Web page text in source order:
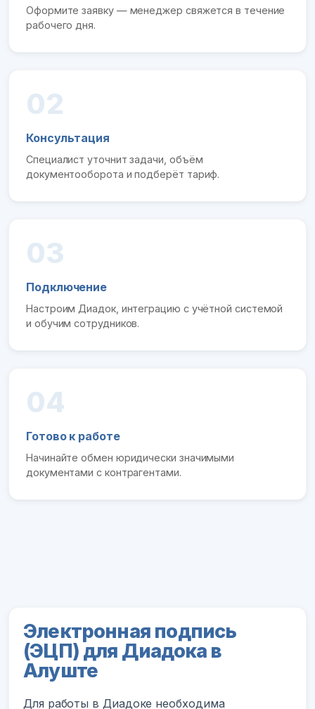
Оформите заявку — менеджер свяжется в течение
рабочего дня.
02
Консультация
Специалист уточнит задачи, объём
документооборота и подберёт тариф.
03
Подключение
Настроим Диадок, интеграцию с учётной системой
и обучим сотрудников.
04
Готово к работе
Начинайте обмен юридически значимыми
документами с контрагентами.
Электронная подпись
(ЭЦП) для Диадока в
Алуште
Для работы в Диадоке необходима